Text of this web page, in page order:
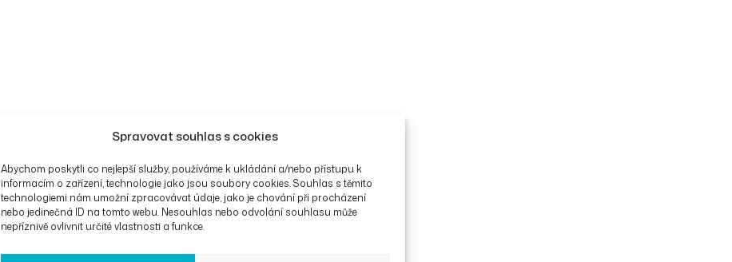
Spravovat souhlas s cookies
Abychom poskytli co nejlepší služby, používáme k ukládání a/nebo přístupu k
informacím o zařízení, technologie jako jsou soubory cookies. Souhlas s těmito
technologiemi nám umožní zpracovávat údaje, jako je chování při procházení
nebo jedinečná ID na tomto webu. Nesouhlas nebo odvolání souhlasu může
nepříznivě ovlivnit určité vlastnosti a funkce.